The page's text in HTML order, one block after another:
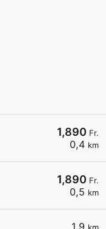
1,890 Fr.
0,4 km
1,890 Fr.
0,5 km